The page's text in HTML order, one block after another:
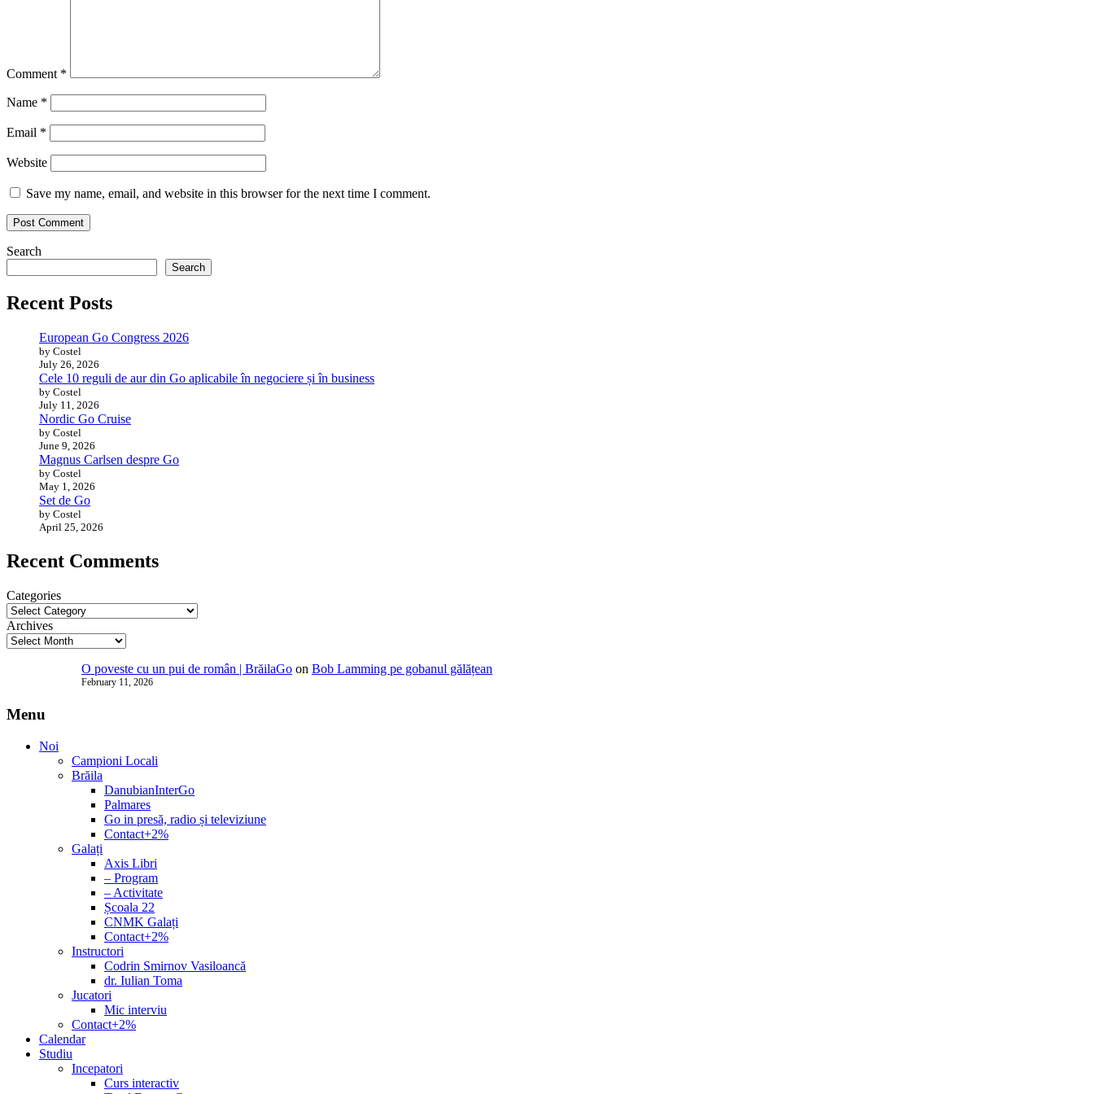
Comment *
Name *
Email *
Website
Save my name, email, and website in this browser for the next time I comment.
Search
Search
Recent Posts
European Go Congress 2026
by Costel
July 26, 2026
Cele 10 reguli de aur din Go aplicabile în negociere și în business
by Costel
July 11, 2026
Nordic Go Cruise
by Costel
June 9, 2026
Magnus Carlsen despre Go
by Costel
May 1, 2026
Set de Go
by Costel
April 25, 2026
Recent Comments
Categories
Archives
O poveste cu un pui de român | BrăilaGo on Bob Lamming pe gobanul gălățean
February 11, 2026
Menu
Noi
Campioni Locali
Brăila
DanubianInterGo
Palmares
Go in presă, radio și televiziune
Contact+2%
Galați
Axis Libri
– Program
– Activitate
Școala 22
CNMK Galați
Contact+2%
Instructori
Codrin Smirnov Vasiloancă
dr. Iulian Toma
Jucatori
Mic interviu
Contact+2%
Calendar
Studiu
Incepatori
Curs interactiv